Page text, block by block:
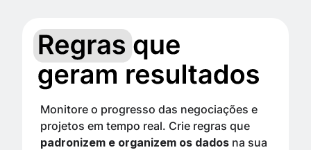
Monitore o progresso das negociações e
projetos em tempo real. Crie regras que
padronizem e organizem os dados na sua